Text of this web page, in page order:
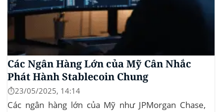
Các Ngân Hàng Lớn của Mỹ Cân Nhắc
Phát Hành Stablecoin Chung
⏱️23/05/2025, 14:14
Các ngân hàng lớn của Mỹ như JPMorgan Chase,